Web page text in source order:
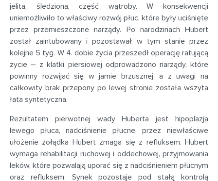
jelita, śledziona, część wątroby. W konsekwencji
uniemożliwiło to właściwy rozwój płuc, które były uciśnięte
przez przemieszczone narządy. Po narodzinach Hubert
został zaintubowany i pozostawał w tym stanie przez
kolejne 5 tyg. W 4. dobie życia przeszedł operację ratującą
życie – z klatki piersiowej odprowadzono narządy, które
powinny rozwijać się w jamie brzusznej, a z uwagi na
całkowity brak przepony po lewej stronie została wszyta
łata syntetyczna.
Rezultatem pierwotnej wady Huberta jest hipoplazja
lewego płuca, nadciśnienie płucne, przez niewłaściwe
ułożenie żołądka Hubert zmaga się z refluksem. Hubert
wymaga rehabilitacji ruchowej i oddechowej, przyjmowania
leków, które pozwalają uporać się z nadciśnieniem płucnym
oraz refluksem. Synek pozostaje pod stałą kontrolą